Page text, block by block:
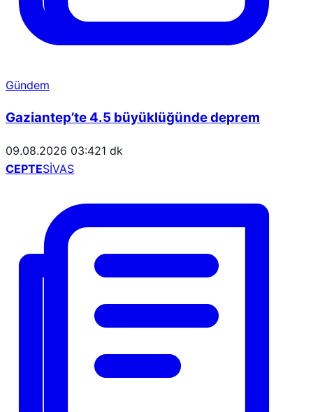
Gündem
Gaziantep’te 4.5 büyüklüğünde deprem
09.08.2026 03:421 dk
CEPTESİVAS